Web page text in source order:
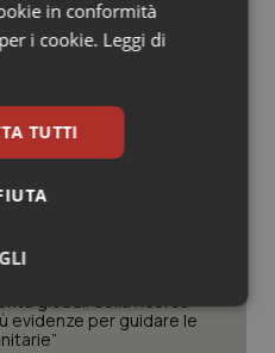
Testa Collo
personale: +1,6% nel
pubblica sul
di indirizzo
globali della ricerca:
evidenze per guidare le
in conformità
i cookie. Leggi di
TUTTI
Marketing